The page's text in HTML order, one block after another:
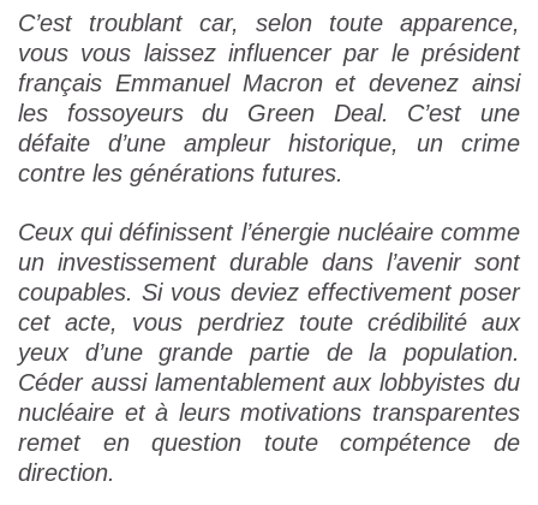
C’est troublant car, selon toute apparence,
vous vous laissez influencer par le président
français Emmanuel Macron et devenez ainsi
les fossoyeurs du Green Deal. C’est une
défaite d’une ampleur historique, un crime
contre les générations futures.
Ceux qui définissent l’énergie nucléaire comme
un investissement durable dans l’avenir sont
coupables. Si vous deviez effectivement poser
cet acte, vous perdriez toute crédibilité aux
yeux d’une grande partie de la population.
Céder aussi lamentablement aux lobbyistes du
nucléaire et à leurs motivations transparentes
remet en question toute compétence de
direction.